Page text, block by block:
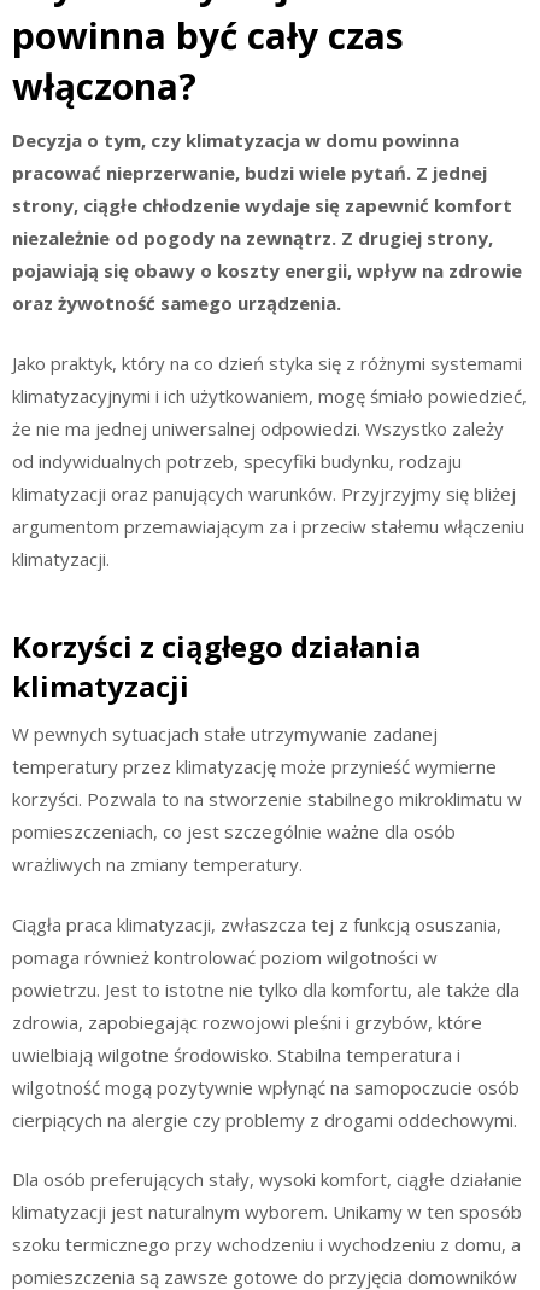
powinna być cały czas
włączona?
Decyzja o tym, czy klimatyzacja w domu powinna
pracować nieprzerwanie, budzi wiele pytań. Z jednej
strony, ciągłe chłodzenie wydaje się zapewnić komfort
niezależnie od pogody na zewnątrz. Z drugiej strony,
pojawiają się obawy o koszty energii, wpływ na zdrowie
oraz żywotność samego urządzenia.
Jako praktyk, który na co dzień styka się z różnymi systemami
klimatyzacyjnymi i ich użytkowaniem, mogę śmiało powiedzieć,
że nie ma jednej uniwersalnej odpowiedzi. Wszystko zależy
od indywidualnych potrzeb, specyfiki budynku, rodzaju
klimatyzacji oraz panujących warunków. Przyjrzyjmy się bliżej
argumentom przemawiającym za i przeciw stałemu włączeniu
klimatyzacji.
Korzyści z ciągłego działania
klimatyzacji
W pewnych sytuacjach stałe utrzymywanie zadanej
temperatury przez klimatyzację może przynieść wymierne
korzyści. Pozwala to na stworzenie stabilnego mikroklimatu w
pomieszczeniach, co jest szczególnie ważne dla osób
wrażliwych na zmiany temperatury.
Ciągła praca klimatyzacji, zwłaszcza tej z funkcją osuszania,
pomaga również kontrolować poziom wilgotności w
powietrzu. Jest to istotne nie tylko dla komfortu, ale także dla
zdrowia, zapobiegając rozwojowi pleśni i grzybów, które
uwielbiają wilgotne środowisko. Stabilna temperatura i
wilgotność mogą pozytywnie wpłynąć na samopoczucie osób
cierpiących na alergie czy problemy z drogami oddechowymi.
Dla osób preferujących stały, wysoki komfort, ciągłe działanie
klimatyzacji jest naturalnym wyborem. Unikamy w ten sposób
szoku termicznego przy wchodzeniu i wychodzeniu z domu, a
pomieszczenia są zawsze gotowe do przyjęcia domowników